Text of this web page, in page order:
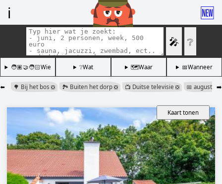
ℹ️ 🆕
🎤 ❔
🧑🏽‍🤝‍🧑🏻Wie ❔Wat 🗺️Waar 📅Wanneer
⬅️ ➡️
🌳 Bij het bos ❎ 🏞️ Buiten het dorp ❎ 📺 Duitse televisie ❎ 📅 augustus
Kaart tonen